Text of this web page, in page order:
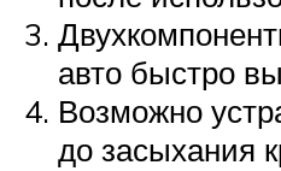
авто быстро
Возможно
до засыхания